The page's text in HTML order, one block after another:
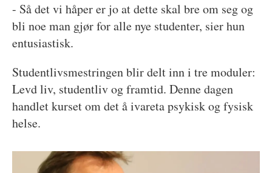
- Så det vi håper er jo at dette skal bre om seg og
bli noe man gjør for alle nye studenter, sier hun
entusiastisk.
Studentlivsmestringen blir delt inn i tre moduler:
Levd liv, studentliv og framtid. Denne dagen
handlet kurset om det å ivareta psykisk og fysisk
helse.